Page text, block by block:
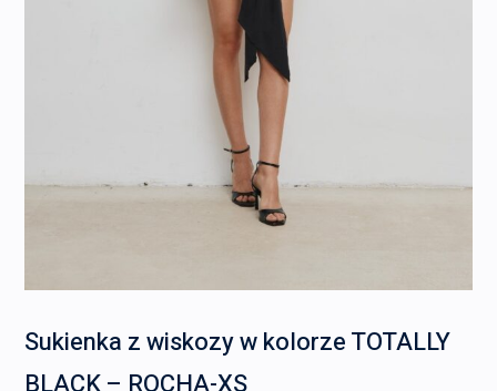
Sukienka z wiskozy w kolorze TOTALLY